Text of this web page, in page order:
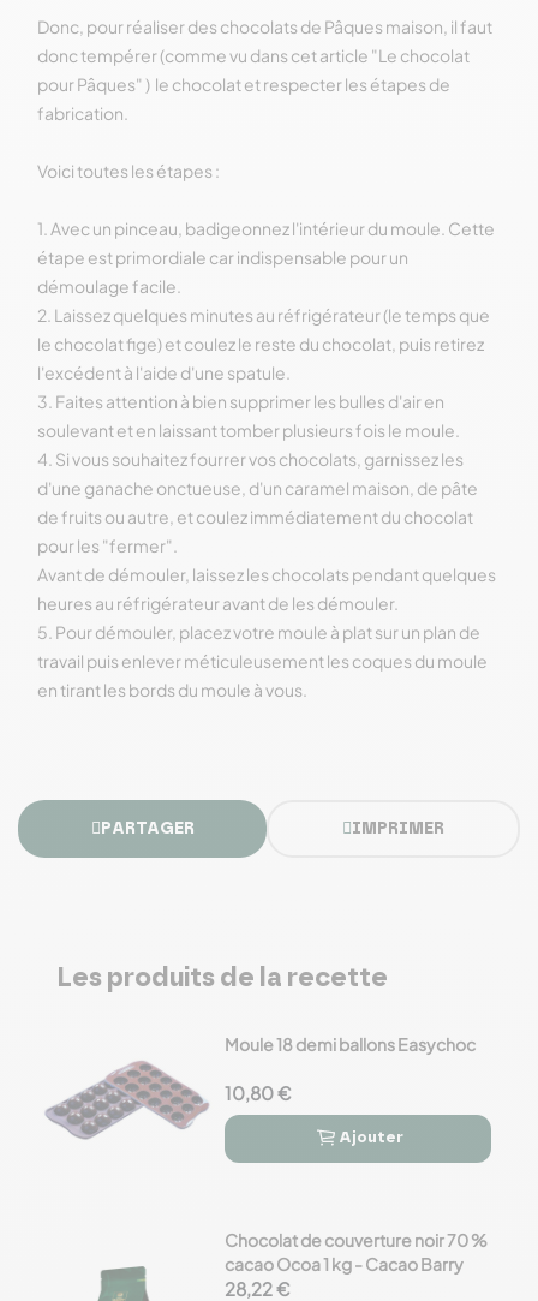
Donc, pour réaliser des chocolats de Pâques maison, il faut
donc tempérer (comme vu dans cet article "Le chocolat
pour Pâques" ) le chocolat et respecter les étapes de
fabrication.
Voici toutes les étapes :
1. Avec un pinceau, badigeonnez l'intérieur du moule. Cette
étape est primordiale car indispensable pour un
démoulage facile.
2. Laissez quelques minutes au réfrigérateur (le temps que
le chocolat fige) et coulez le reste du chocolat, puis retirez
l'excédent à l'aide d'une spatule.
3. Faites attention à bien supprimer les bulles d'air en
soulevant et en laissant tomber plusieurs fois le moule.
4. Si vous souhaitez fourrer vos chocolats, garnissez les
d'une ganache onctueuse, d'un caramel maison, de pâte
de fruits ou autre, et coulez immédiatement du chocolat
pour les "fermer".
Avant de démouler, laissez les chocolats pendant quelques
heures au réfrigérateur avant de les démouler.
5. Pour démouler, placez votre moule à plat sur un plan de
travail puis enlever méticuleusement les coques du moule
en tirant les bords du moule à vous.
PARTAGER IMPRIMER
Les produits de la recette
Moule 18 demi ballons Easychoc
10,80 €
 
Ajouter
Chocolat de couverture noir 70 %
cacao Ocoa 1 kg - Cacao Barry
28,22 €